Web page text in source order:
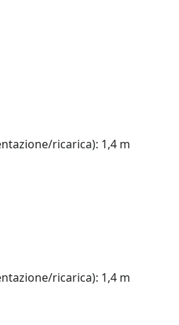
ricarica): 1,4 m
ricarica): 1,4 m